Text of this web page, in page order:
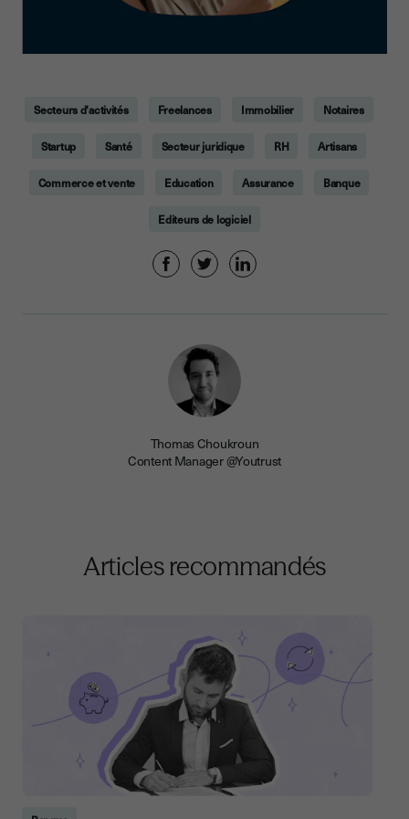
Secteurs d'activités Freelances Immobilier Notaires
Startup Santé Secteur juridique RH Artisans
Commerce et vente Education Assurance Banque
Editeurs de logiciel
Thomas Choukroun
Content Manager @Youtrust
Articles recommandés